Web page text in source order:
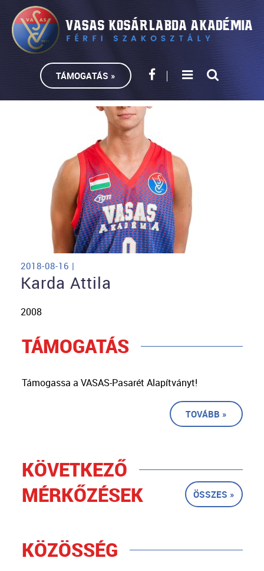
TÁMOGATÁS »
2018-08-16 |
Karda Attila
2008
TÁMOGATÁS
Támogassa a VASAS-Pasarét Alapítványt!
TOVÁBB »
KÖVETKEZŐ
MÉRKŐZÉSEK
ÖSSZES »
KÖZÖSSÉG